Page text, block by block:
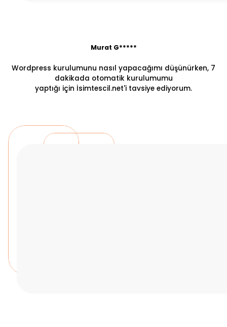
Murat G*****
Wordpress kurulumunu nasıl yapacağımı düşünürken, 7
dakikada otomatik kurulumumu
yaptığı için İsimtescil.net'i tavsiye ediyorum.